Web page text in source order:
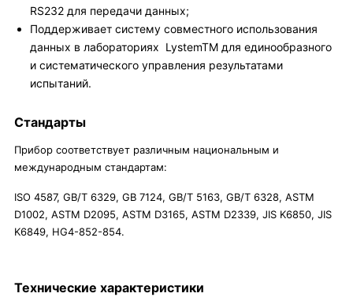
RS232 для передачи данных;
Поддерживает систему совместного использования
данных в лабораториях LystemTM для единообразного
и систематического управления результатами
испытаний.
Стандарты
Прибор соответствует различным национальным и
международным стандартам:
ISO 4587, GB/T 6329, GB 7124, GB/T 5163, GB/T 6328, ASTM
D1002, ASTM D2095, ASTM D3165, ASTM D2339, JIS K6850, JIS
K6849, HG4-852-854.
Технические характеристики